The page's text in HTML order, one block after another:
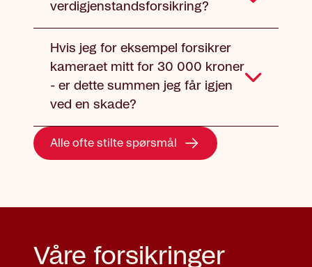
verdigjenstandsforsikring?
Hvis jeg for eksempel forsikrer
kameraet mitt for 30 000 kroner
- er dette summen jeg får igjen
ved en skade?
Alle ofte stilte spørsmål
Våre forsikringer